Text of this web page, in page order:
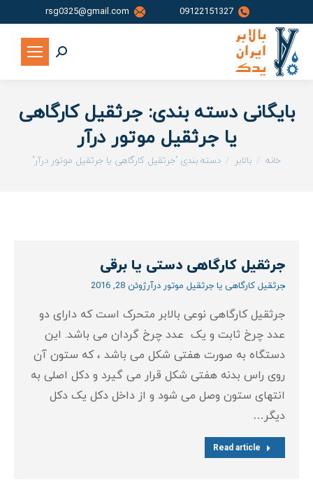
09122151327
rsg0325@gmail.com
جستجو:
بایگانی دسته بندی:جرثقیل کارگاهی
یا جرثقیل موتور درآر
شما اینجا هستید:
خانه بالابر دسته بندی "جرثقیل کارگاهی یا جرثقیل موتور درآر"
جرثقیل کارگاهی دستی یا برقی
جرثقیل کارگاهی یا جرثقیل موتور درآرژوئن 28, 2016
جرثقیل کارگاهی نوعی بالابر متحرک است که دارای دو
عدد چرخ ثابت و یک عدد چرخ گردان می باشد. این
دستگاه به صورت هفتی شکل می باشد ، که ستون آن
روی راس بدنه هفتی شکل قرار می گیرد و دکل اصلی به
انتهای ستون وصل می شود و از داخل دکل یک دکل
دیگر…
Read article